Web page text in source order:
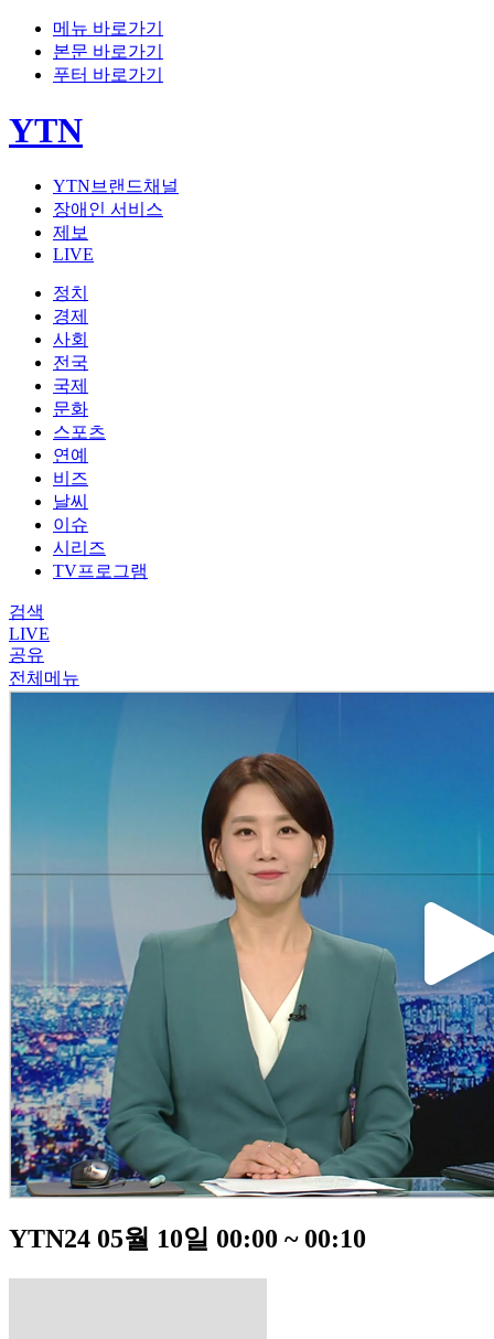
메뉴 바로가기
본문 바로가기
푸터 바로가기
YTN
YTN브랜드채널
장애인 서비스
제보
LIVE
정치
경제
사회
전국
국제
문화
스포츠
연예
비즈
날씨
이슈
시리즈
TV프로그램
검색
LIVE
공유
전체메뉴
YTN24 05월 10일 00:00 ~ 00:10